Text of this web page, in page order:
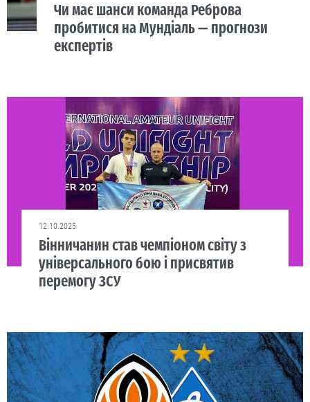
Чи має шанси команда Реброва
пробитися на Мундіаль — прогнози
експертів
12.10.2025
Вінничанин став чемпіоном світу з
універсального бою і присвятив
перемогу ЗСУ